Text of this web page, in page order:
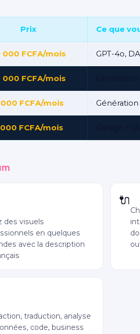
Prix Ce que
000 FCFA/mois GPT-4o,
000 FCFA/mois
FCFA/mois
FCFA/mois
des visuels
en quelques
avec la description
🔌
traduction, analyse
code, business